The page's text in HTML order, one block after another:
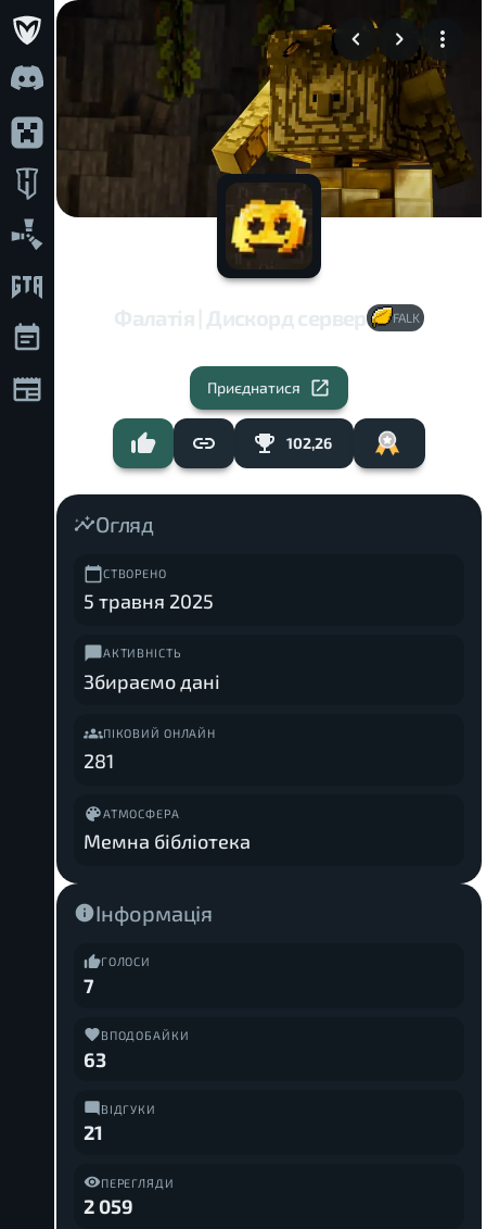
FALK
Приєднатися
102,26
Огляд
СТВОРЕНО
5 травня 2025
АКТИВНІСТЬ
Збираємо дані
ПІКОВИЙ ОНЛАЙН
281
АТМОСФЕРА
Мемна бібліотека
Інформація
ГОЛОСИ
7
ВПОДОБАЙКИ
63
ВІДГУКИ
21
ПЕРЕГЛЯДИ
2 059